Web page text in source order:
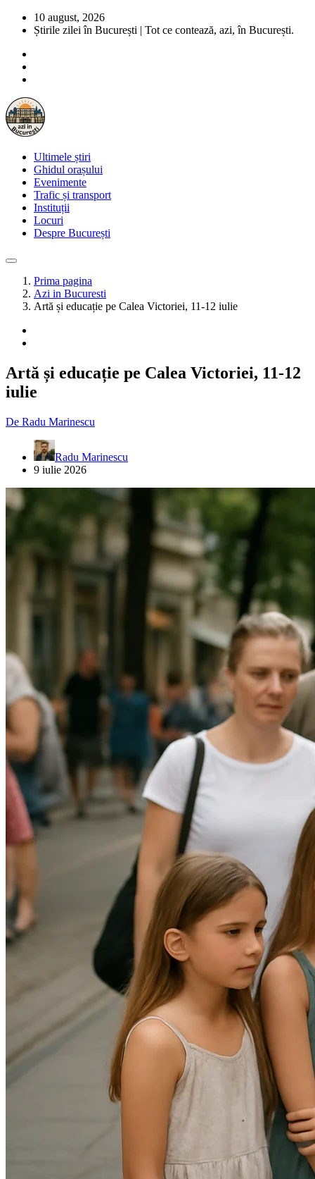
10 august, 2026
Știrile zilei în București | Tot ce contează, azi, în București.
Ultimele știri
Ghidul orașului
Evenimente
Trafic și transport
Instituții
Locuri
Despre București
Prima pagina
Azi in Bucuresti
Artă și educație pe Calea Victoriei, 11-12 iulie
Artă și educație pe Calea Victoriei, 11-12
iulie
De Radu Marinescu
Radu Marinescu
9 iulie 2026